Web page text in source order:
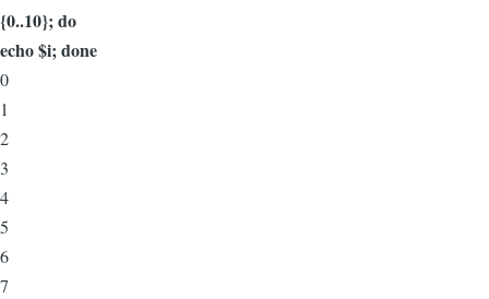
{0..10}; do
echo $i; done
0
1
2
3
4
5
6
7